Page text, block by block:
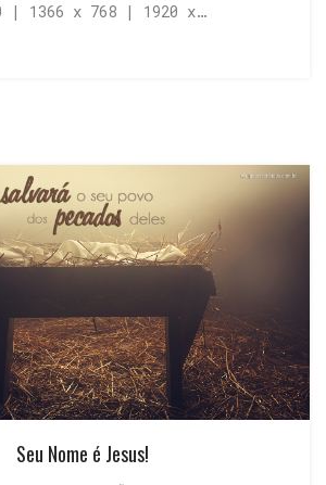
| 1366 x 768 | 1920 x…
Seu Nome é Jesus!